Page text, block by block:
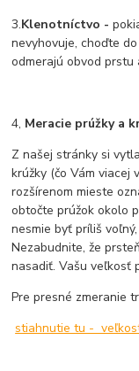
3.Klenotníctvo -
nevyhovuje, choďte
odmerajú obvod prstu
4, Meracie prúžky a
Z našej stránky si
krúžky (čo Vám viacej
rozšírenom mieste
obtočte prúžok okolo
nesmie byť príliš
Nezabudnite, že
nasadiť. Vašu veľkosť
Pre presné zmeranie
stiahnutie tu -